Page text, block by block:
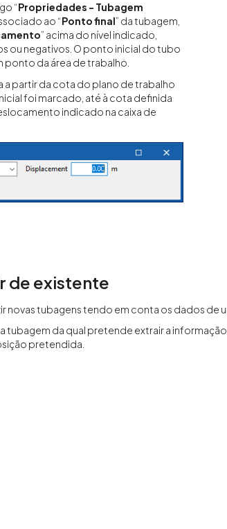
“Propriedades - Tubagem
ao “Ponto final” da tubagem,
” acima do nível indicado,
ou negativos. O ponto inicial do tubo
ponto da área de trabalho.
a partir da cota do plano de trabalho
foi marcado, até à cota definida
indicado na caixa de
de existente
novas tubagens tendo em conta os dados de
tubagem da qual pretende extrair a
pretendida.